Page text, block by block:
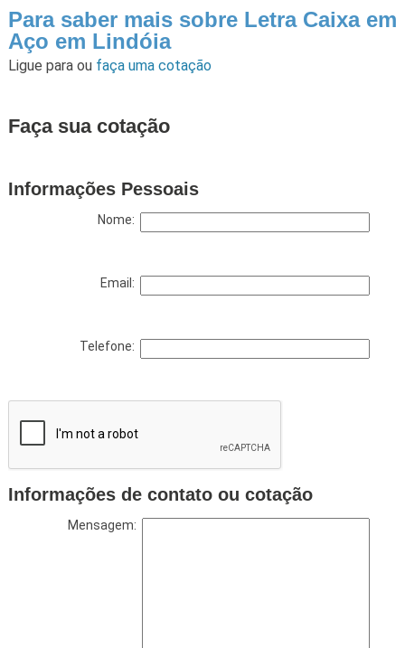
Para saber mais sobre Letra Caixa em
Aço em Lindóia
Ligue para ou faça uma cotação
Faça sua cotação
Informações Pessoais
Nome:
Email:
Telefone:
Informações de contato ou cotação
Mensagem: